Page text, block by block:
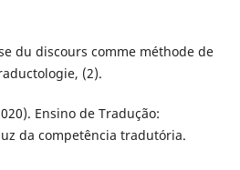
du discours comme méthode de
(2).
Ensino de Tradução:
da competência tradutória.